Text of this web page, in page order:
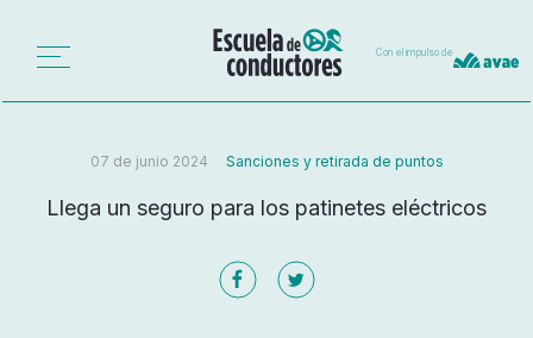
Con el impulso de
07 de junio 2024 Sanciones y retirada de puntos
Llega un seguro para los patinetes eléctricos